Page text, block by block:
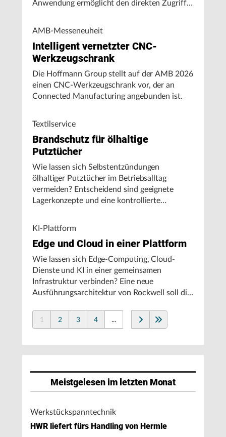
Anwendung ermöglicht den direkten Zugriff
Energieverbrauch.
AMB-Messeneuheit
Intelligent vernetzter CNC-
Werkzeugschrank
Die Hoffmann Group stellt auf der AMB 2026
einen CNC-Werkzeugschrank vor, der an
Connected Manufacturing angebunden ist.
Textilservice
Brandschutz für ölhaltige
Putztücher
Wie lassen sich Selbstentzündungen
ölhaltiger Putztücher im Betriebsalltag
vermeiden? Entscheidend sind geeignete
Lagerkonzepte und eine kontrollierte
KI-Plattform
Edge und Cloud in einer Plattform
Wie lassen sich Edge-Computing, Cloud-
Dienste und KI in einer gemeinsamen
Infrastruktur verbinden? Eine neue
Ausführungsarchitektur von Rockwell soll die
vereinfachen und den autonomen
Fertigungsbetrieb unterstützen.
1 2 3 4 ...
Meistgelesen im letzten Monat
Werkstückspanntechnik
HWR liefert fürs Handling von Hermle